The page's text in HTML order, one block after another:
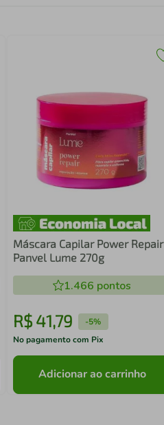
Máscara Capilar Power Repair
Panvel Lume 270g
1.466 pontos
R$ 41,79 -5%
No pagamento com Pix
Adicionar ao carrinho